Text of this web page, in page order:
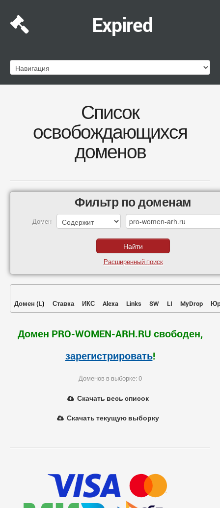
Expired
Список
освобождающихся
доменов
Фильтр по доменам
Домен
Расширенный поиск
Домен (L) Ставка ИКС Alexa Links SW LI MyDrop
Домен PRO-WOMEN-ARH.RU свободен,
зарегистрировать!
Доменов в выборке: 0
Скачать весь список
Скачать текущую выборку